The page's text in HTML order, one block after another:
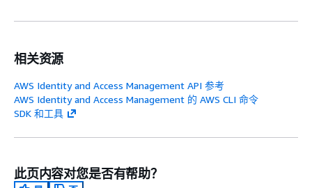
相关资源
AWS Identity and Access Management API 参考
AWS Identity and Access Management 的 AWS CLI 命令
SDK 和工具
此页内容对您是否有帮助？